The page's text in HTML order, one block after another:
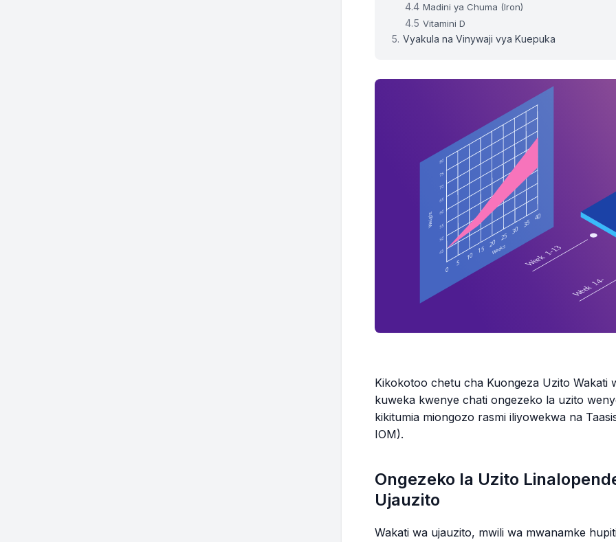
166.0 - 168.2 lbs
166.3 - 169.3 lbs
166.4 - 169.7 lbs
167.3 - 170.9 lbs
168.2 - 172.0 lbs
169.1 - 173.1 lbs
Wiki 19 171.8 - 176.5 lbs
Wiki 20 172.7 - 177.7 lbs
Wiki 22 174.5 - 179.9 lbs
Wiki 23 175.3 - 181.0 lbs
Madini ya Chuma (Iron)
Vitamini D
Vyakula na Vinywaji vya Kuepuka
Kikokotoo chetu cha Kuongeza Uzito Wakati
kuweka kwenye chati ongezeko la uzito
kikitumia miongozo rasmi iliyowekwa na
IOM).
Ongezeko la Uzito
Ujauzito
Wakati wa ujauzito, mwili wa mwanamke